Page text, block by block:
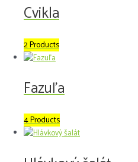
Cvikla
2 Products
Fazuľa
4 Products